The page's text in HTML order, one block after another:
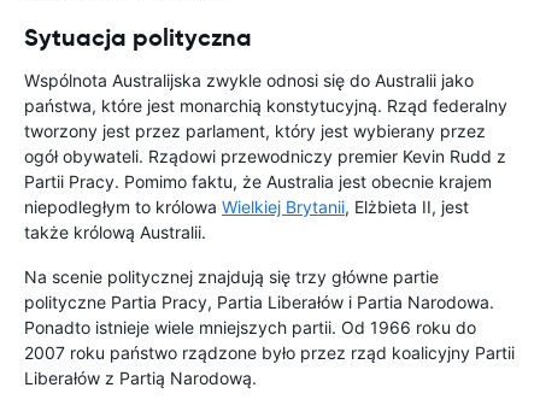
Sytuacja polityczna
Wspólnota Australijska zwykle odnosi się do Australii jako
państwa, które jest monarchią konstytucyjną. Rząd federalny
tworzony jest przez parlament, który jest wybierany przez
ogół obywateli. Rządowi przewodniczy premier Kevin Rudd z
Partii Pracy. Pomimo faktu, że Australia jest obecnie krajem
niepodległym to królowa Wielkiej Brytanii, Elżbieta II, jest
także królową Australii.
Na scenie politycznej znajdują się trzy główne partie
polityczne Partia Pracy, Partia Liberałów i Partia Narodowa.
Ponadto istnieje wiele mniejszych partii. Od 1966 roku do
2007 roku państwo rządzone było przez rząd koalicyjny Partii
Liberałów z Partią Narodową.